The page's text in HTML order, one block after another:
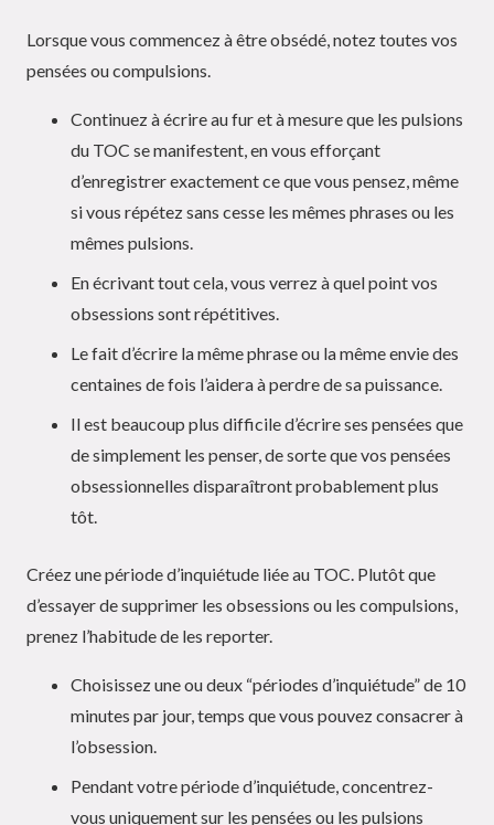
Lorsque vous commencez à être obsédé, notez toutes vos
pensées ou compulsions.
Continuez à écrire au fur et à mesure que les pulsions
du TOC se manifestent, en vous efforçant
d’enregistrer exactement ce que vous pensez, même
si vous répétez sans cesse les mêmes phrases ou les
mêmes pulsions.
En écrivant tout cela, vous verrez à quel point vos
obsessions sont répétitives.
Le fait d’écrire la même phrase ou la même envie des
centaines de fois l’aidera à perdre de sa puissance.
Il est beaucoup plus difficile d’écrire ses pensées que
de simplement les penser, de sorte que vos pensées
obsessionnelles disparaîtront probablement plus
tôt.
Créez une période d’inquiétude liée au TOC. Plutôt que
d’essayer de supprimer les obsessions ou les compulsions,
prenez l’habitude de les reporter.
Choisissez une ou deux “périodes d’inquiétude” de 10
minutes par jour, temps que vous pouvez consacrer à
l’obsession.
Pendant votre période d’inquiétude, concentrez-
vous uniquement sur les pensées ou les pulsions